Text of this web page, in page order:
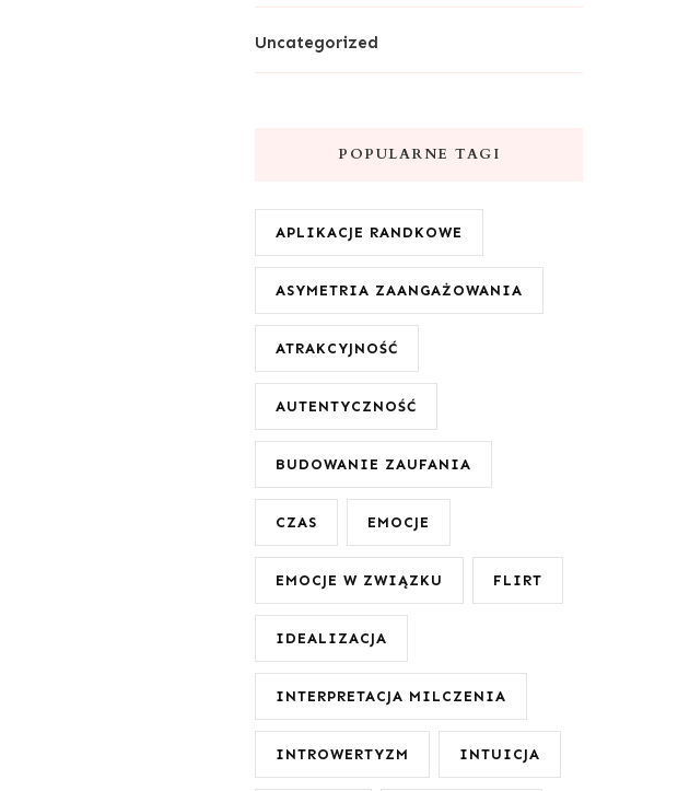
Uncategorized
POPULARNE TAGI
APLIKACJE RANDKOWE
ASYMETRIA ZAANGAŻOWANIA
ATRAKCYJNOŚĆ
AUTENTYCZNOŚĆ
BUDOWANIE ZAUFANIA
CZAS EMOCJE
EMOCJE W ZWIĄZKU FLIRT
IDEALIZACJA
INTERPRETACJA MILCZENIA
INTROWERTYZM INTUICJA